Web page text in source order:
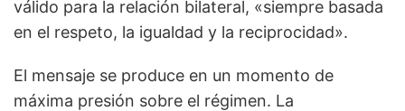
válido para la relación bilateral, «siempre basada
en el respeto, la igualdad y la reciprocidad».
El mensaje se produce en un momento de
máxima presión sobre el régimen. La